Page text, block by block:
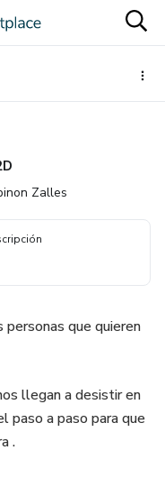
Zalles
personas que quieren
llegan a desistir en
paso a paso para que
.